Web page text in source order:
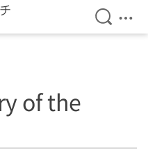
検索を
メ
of the